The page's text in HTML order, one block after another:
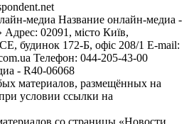
медиа Название онлайн-медиа -
02091, місто Київ,
172-Б, офіс 208/1 E-mail:
Телефон: 044-205-43-00
- R40-06068
материалов, размещённых на
условии ссылки на